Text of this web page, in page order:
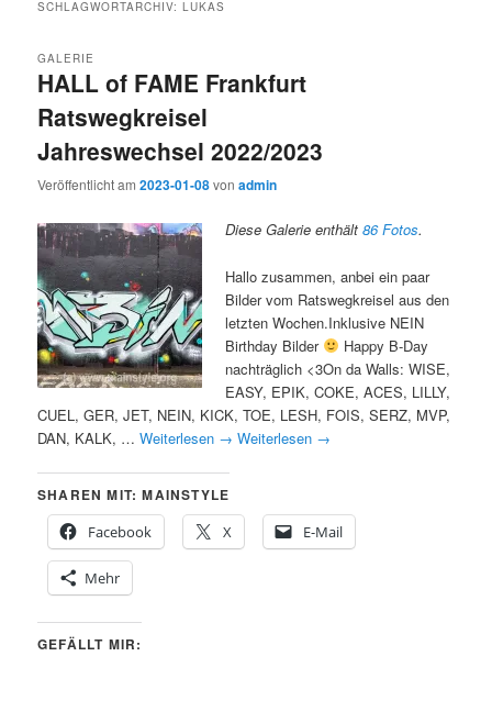
SCHLAGWORTARCHIV:LUKAS
HALL of FAME Frankfurt
Ratswegkreisel
Jahreswechsel 2022/2023
GALERIE
Veröffentlicht am2023-01-08vonadmin
Diese Galerie enthält86 Fotos.
Hallo zusammen, anbei ein paar
Bilder vom Ratswegkreisel aus den
letzten Wochen.Inklusive NEIN
Birthday Bilder
Happy B-Day
nachträglich <3On da Walls: WISE,
EASY, EPIK, COKE, ACES, LILLY,
CUEL, GER, JET, NEIN, KICK, TOE, LESH, FOIS, SERZ, MVP,
DAN, KALK, …Weiterlesen → Weiterlesen →
SHAREN MIT: MAINSTYLE
Facebook
X E-Mail
Mehr
GEFÄLLT MIR: